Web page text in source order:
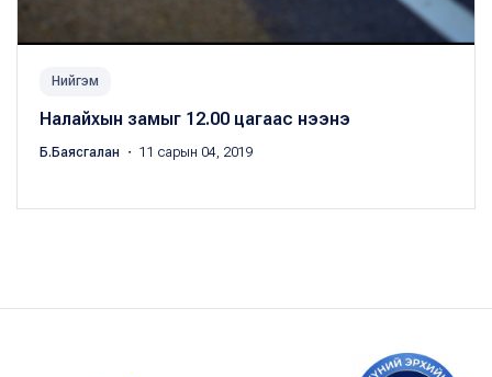
Нийгэм
Налайхын замыг 12.00 цагаас нээнэ
Б.Баясгалан ・ 11 сарын 04, 2019